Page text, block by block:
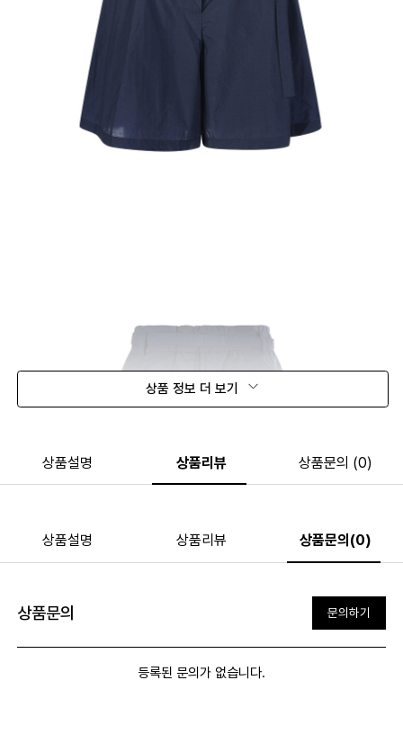
상품 정보 더 보기
상품설명 상품리뷰 상품문의 (0)
상품설명 상품리뷰 상품문의(0)
상품문의 문의하기
등록된 문의가 없습니다.